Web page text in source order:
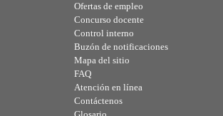
Ofertas de empleo
Concurso docente
Control interno
Buzón de notificaciones
Mapa del sitio
FAQ
Atención en línea
Contáctenos